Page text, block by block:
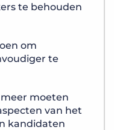
te behouden
om
te
moeten
van het
kandidaten